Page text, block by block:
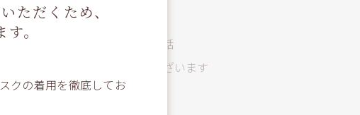
春
美味しいラーメン屋のお話
あけましておめでとうございます
年末年始休診のお知らせ
ただくため、
。
クの着用を徹底してお